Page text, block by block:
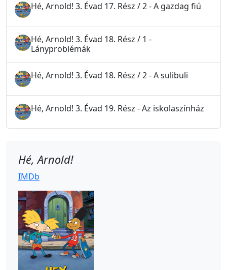
Hé, Arnold! 3. Évad 17. Rész / 2 - A gazdag fiú
Hé, Arnold! 3. Évad 18. Rész / 1 -
Lányproblémák
Hé, Arnold! 3. Évad 18. Rész / 2 - A sulibuli
Hé, Arnold! 3. Évad 19. Rész - Az iskolaszínház
Hé, Arnold!
IMDb